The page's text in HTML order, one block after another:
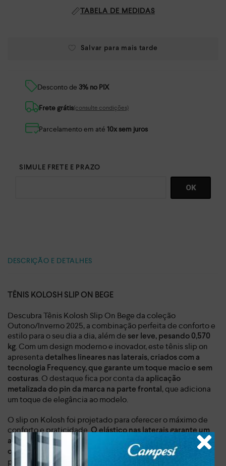
TABELA DE MEDIDAS
Desconto de 3% no PIX
Frete grátis(consulte condições)
Parcelamento em até 10x sem juros
DESCRIÇÃO E DETALHES
TÊNIS KOLOSH SLIP ON BEGE
Descubra Tênis Kolosh Slip On Bege da coleção
Outono/Inverno 2025, a combinação perfeita de conforto e
estilo para o seu dia a dia, além de ser leve, pesando 0,570
kg. Com um design moderno e inovador, este tênis slip on
apresenta detalhes lineares nas laterais, criados com a
tecnologia Frequency, que garante um toque macio e sem
costuras. O destaque fica por conta da aplicação
metalizada do pin da marca na parte frontal , que adiciona
um toque de elegância ao modelo.
O slip on Kolosh foi projetado para oferecer o máximo de
conforto e praticidade.O elástico nas laterais garante um
ajuste perfeito aos seus pés, facilitando o calce e
otimizando o seu tempo.
palmilha de cunho em gel
proporciona uma sensação de maciez e conforto,